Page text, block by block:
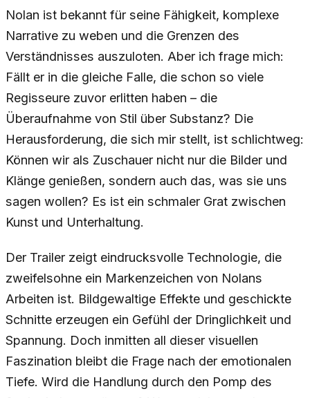
Nolan ist bekannt für seine Fähigkeit, komplexe
Narrative zu weben und die Grenzen des
Verständnisses auszuloten. Aber ich frage mich:
Fällt er in die gleiche Falle, die schon so viele
Regisseure zuvor erlitten haben – die
Überaufnahme von Stil über Substanz? Die
Herausforderung, die sich mir stellt, ist schlichtweg:
Können wir als Zuschauer nicht nur die Bilder und
Klänge genießen, sondern auch das, was sie uns
sagen wollen? Es ist ein schmaler Grat zwischen
Kunst und Unterhaltung.
Der Trailer zeigt eindrucksvolle Technologie, die
zweifelsohne ein Markenzeichen von Nolans
Arbeiten ist. Bildgewaltige Effekte und geschickte
Schnitte erzeugen ein Gefühl der Dringlichkeit und
Spannung. Doch inmitten all dieser visuellen
Faszination bleibt die Frage nach der emotionalen
Tiefe. Wird die Handlung durch den Pomp des